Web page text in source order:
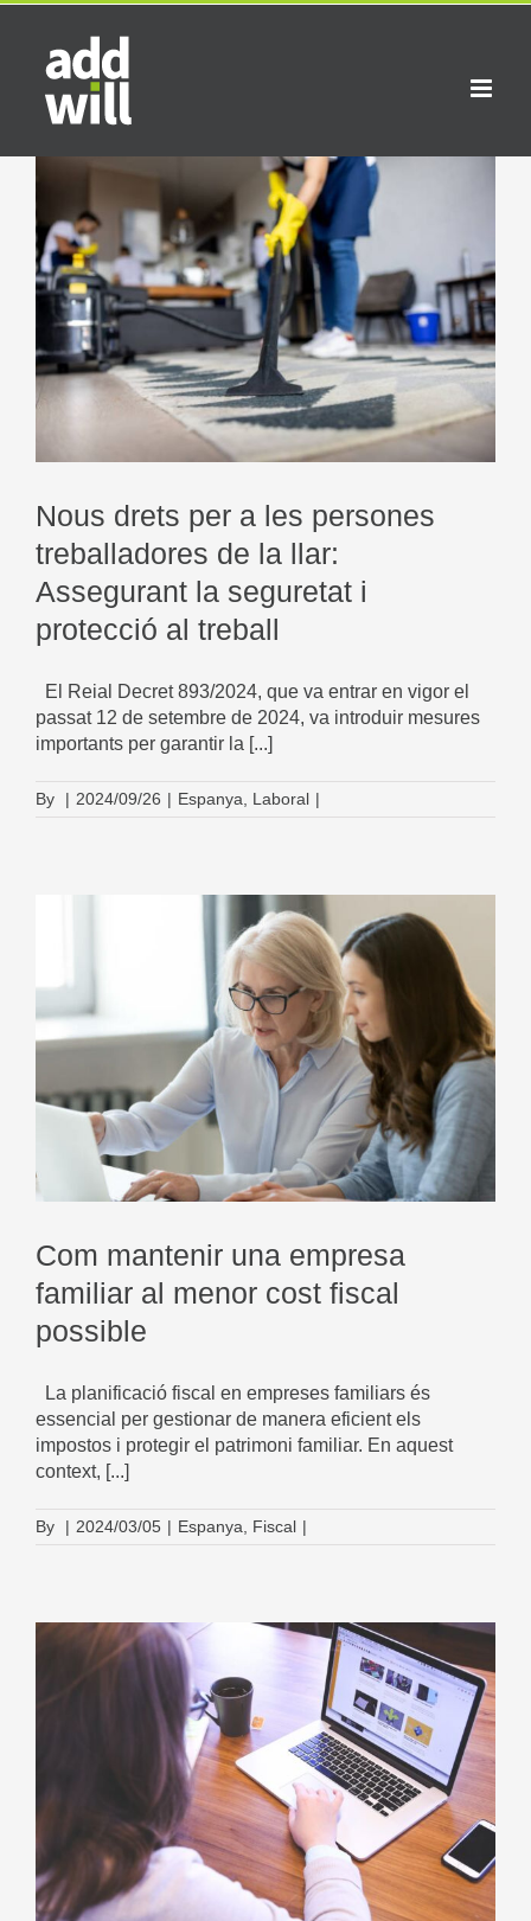
Skip
content
Nous drets per a les persones
treballadores de la llar:
Assegurant la seguretat i
protecció al treball
El Reial Decret 893/2024, que va entrar en vigor el
passat 12 de setembre de 2024, va introduir mesures
importants per garantir la [...]
By | 2024/09/26 | Espanya, Laboral |
Com mantenir una empresa
familiar al menor cost fiscal
possible
La planificació fiscal en empreses familiars és
essencial per gestionar de manera eficient els
impostos i protegir el patrimoni familiar. En aquest
context, [...]
By | 2024/03/05 | Espanya Fiscal |